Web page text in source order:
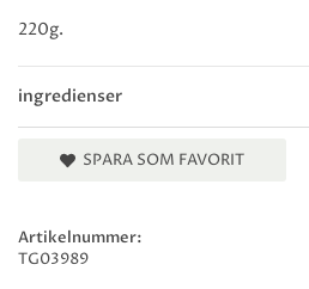
ingredienser
220g.
SPARA SOM FAVORIT
Artikelnummer:
TG03989